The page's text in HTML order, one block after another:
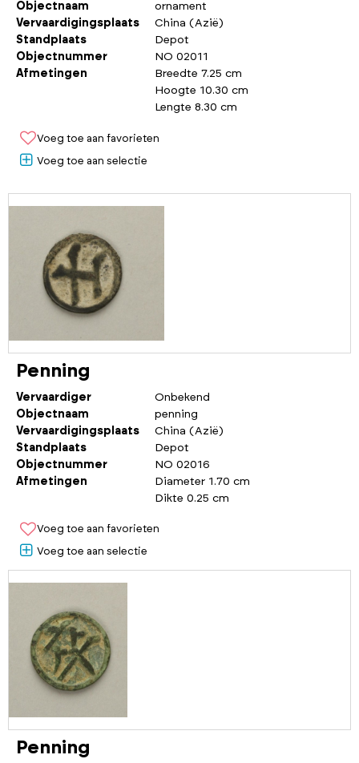
Objectnaam
ornament
Vervaardigingsplaats
China (Azië)
Standplaats
Depot
Objectnummer
NO 02011
Afmetingen
Breedte 7.25 cm
Hoogte 10.30 cm
Lengte 8.30 cm
Voeg toe aan favorieten
Voeg toe aan selectie
Penning
Vervaardiger
Onbekend
Objectnaam
penning
Vervaardigingsplaats
China (Azië)
Standplaats
Depot
Objectnummer
NO 02016
Afmetingen
Diameter 1.70 cm
Dikte 0.25 cm
Voeg toe aan favorieten
Voeg toe aan selectie
Penning